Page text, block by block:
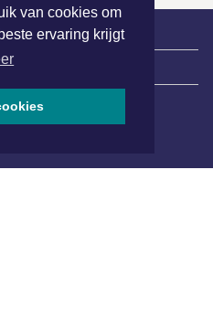
van cookies om
ervaring krijgt
| Evenementen